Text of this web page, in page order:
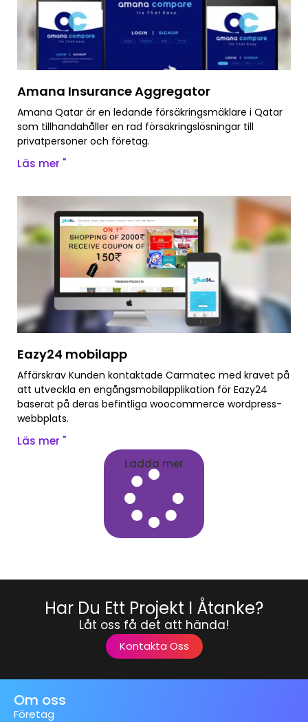
Amana Insurance Aggregator
Amana Qatar är en ledande försäkringsmäklare i Qatar
som tillhandahåller en rad försäkringslösningar till
privatpersoner och företag.
Läs mer "
Eazy24 mobilapp
Affärskrav Kunden kontaktade Carmatec med kravet på
att utveckla en engångsmobilapplikation för Eazy24
baserat på deras befintliga woocommerce wordpress-
webbplats.
Läs mer "
Ladda mer
Har Du Ett Projekt I Åtanke?
Låt oss få det att hända!
Kontakta Oss
Om oss
Företag